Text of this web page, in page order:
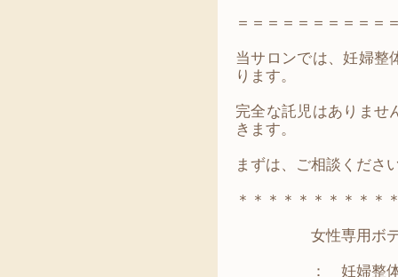
＝＝＝＝＝＝＝＝＝＝
当サロンでは、妊婦整
ります。
完全な託児はありませ
きます。
まずは、ご相談くださ
＊＊＊＊＊＊＊＊＊＊
女性専用ボディ
： 妊婦整体・